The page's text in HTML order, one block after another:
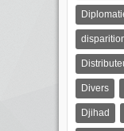
Divers
Djihad